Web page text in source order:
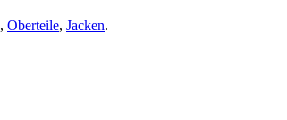
, Oberteile, Jacken.